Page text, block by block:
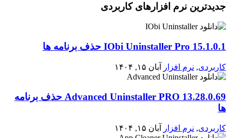
جدیدترین نرم افزارهای کاربردی
IObi Uninstaller Pro 15.1.0.1 حذف برنامه ها
کاربردی, نرم افزار آبان ۱۵, ۱۴۰۴
Advanced Uninstaller PRO 13.28.0.69 حذف برنامه
ها
کاربردی, نرم افزار آبان ۱۵, ۱۴۰۴